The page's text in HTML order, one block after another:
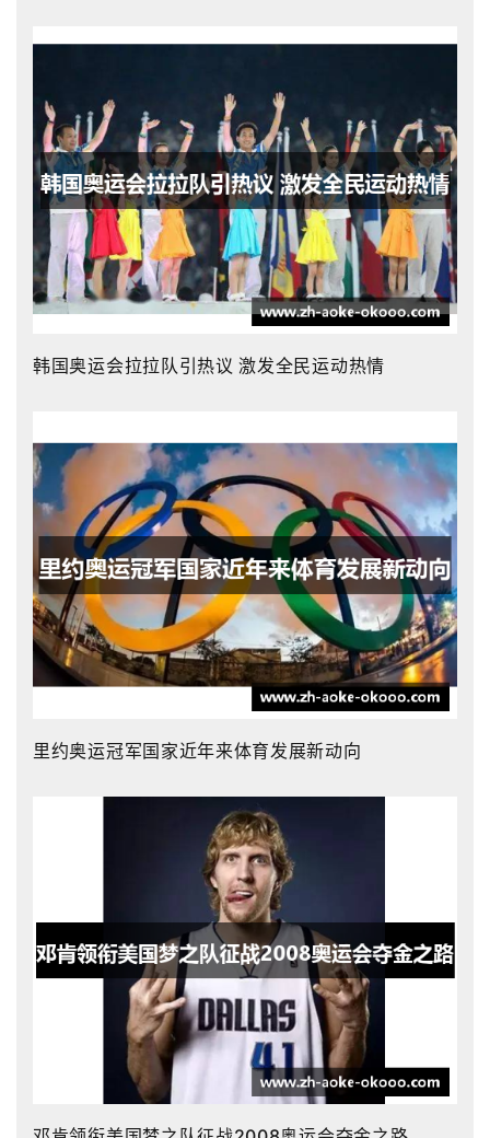
韩国奥运会拉拉队引热议 激发全民运动热情
里约奥运冠军国家近年来体育发展新动向